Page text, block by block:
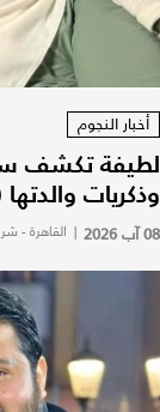
أخبار النجوم
لطيفة تكشف سر
وذكريات
08 آب 2026 | القاهرة -